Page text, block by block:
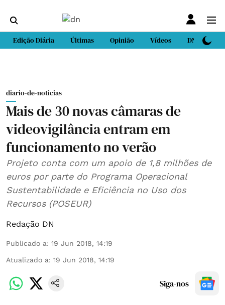
Edição Diária Últimas Opinião Vídeos DN Sport
diario-de-noticias
Mais de 30 novas câmaras de
videovigilância entram em
funcionamento no verão
Projeto conta com um apoio de 1,8 milhões de
euros por parte do Programa Operacional
Sustentabilidade e Eficiência no Uso dos
Recursos (POSEUR)
Redação DN
Publicado a: 19 Jun 2018, 14:19
Atualizado a: 19 Jun 2018, 14:19
Siga-nos